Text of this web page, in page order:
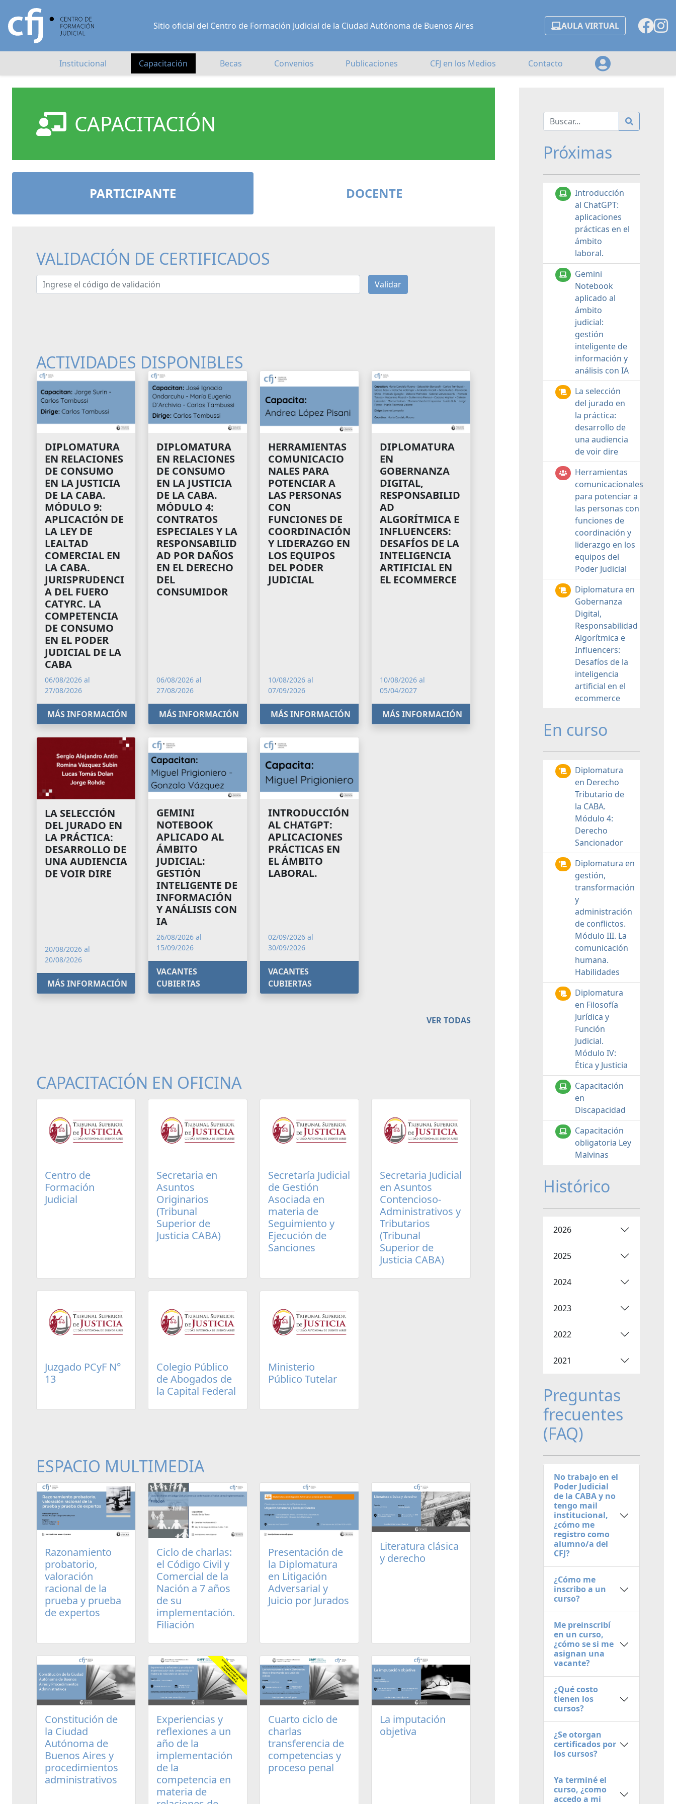
Sitio oficial del Centro de Formación Judicial de la Ciudad Autónoma de Buenos Aires AULA VIRTUAL
Institucional Capacitación Becas Convenios Publicaciones CFJ en los Medios Contacto
CAPACITACIÓN
PARTICIPANTE DOCENTE
VALIDACIÓN DE CERTIFICADOS
Ingrese el código de validación Validar
ACTIVIDADES DISPONIBLES
DIPLOMATURA
EN RELACIONES
DE CONSUMO
EN LA JUSTICIA
DE LA CABA.
MÓDULO 9:
APLICACIÓN DE
LA LEY DE
LEALTAD
COMERCIAL EN
LA CABA.
JURISPRUDENCI
A DEL FUERO
CATYRC. LA
COMPETENCIA
DE CONSUMO
EN EL PODER
JUDICIAL DE LA
CABA
06/08/2026 al
27/08/2026
MÁS INFORMACIÓN
DIPLOMATURA
EN RELACIONES
DE CONSUMO
EN LA JUSTICIA
DE LA CABA.
MÓDULO 4:
CONTRATOS
ESPECIALES Y LA
RESPONSABILID
AD POR DAÑOS
EN EL DERECHO
DEL
CONSUMIDOR
06/08/2026 al
27/08/2026
MÁS INFORMACIÓN
HERRAMIENTAS
COMUNICACIO
NALES PARA
POTENCIAR A
LAS PERSONAS
CON
FUNCIONES DE
COORDINACIÓN
Y LIDERAZGO EN
LOS EQUIPOS
DEL PODER
JUDICIAL
10/08/2026 al
07/09/2026
MÁS INFORMACIÓN
DIPLOMATURA
EN
GOBERNANZA
DIGITAL,
RESPONSABILID
AD
ALGORÍTMICA E
INFLUENCERS:
DESAFÍOS DE LA
INTELIGENCIA
ARTIFICIAL EN
EL ECOMMERCE
10/08/2026 al
05/04/2027
MÁS INFORMACIÓN
LA SELECCIÓN
DEL JURADO EN
LA PRÁCTICA:
DESARROLLO DE
UNA AUDIENCIA
DE VOIR DIRE
20/08/2026 al
20/08/2026
MÁS INFORMACIÓN
GEMINI
NOTEBOOK
APLICADO AL
ÁMBITO
JUDICIAL:
GESTIÓN
INTELIGENTE DE
INFORMACIÓN
Y ANÁLISIS CON
IA
26/08/2026 al
15/09/2026
VACANTES
CUBIERTAS
INTRODUCCIÓN
AL CHATGPT:
APLICACIONES
PRÁCTICAS EN
EL ÁMBITO
LABORAL.
02/09/2026 al
30/09/2026
VACANTES
CUBIERTAS
VER TODAS
CAPACITACIÓN EN OFICINA
Centro de
Formación
Judicial
Secretaria en
Asuntos
Originarios
(Tribunal
Superior de
Justicia CABA)
Secretaría Judicial
de Gestión
Asociada en
materia de
Seguimiento y
Ejecución de
Sanciones
Secretaria Judicial
en Asuntos
Contencioso-
Administrativos y
Tributarios
(Tribunal
Superior de
Justicia CABA)
Juzgado PCyF N°
13
Colegio Público
de Abogados de
la Capital Federal
Ministerio
Público Tutelar
ESPACIO MULTIMEDIA
Razonamiento
probatorio,
valoración
racional de la
prueba y prueba
de expertos
Ciclo de charlas:
el Código Civil y
Comercial de la
Nación a 7 años
de su
implementación.
Filiación
Presentación de
la Diplomatura
en Litigación
Adversarial y
Juicio por Jurados
Literatura clásica
y derecho
Constitución de
la Ciudad
Autónoma de
Buenos Aires y
procedimientos
administrativos
Experiencias y
reflexiones a un
año de la
implementación
de la
competencia en
materia de
Cuarto ciclo de
charlas
transferencia de
competencias y
proceso penal
La imputación
objetiva
Próximas
Introducción
al ChatGPT:
aplicaciones
prácticas en el
ámbito
laboral.
Gemini
Notebook
aplicado al
ámbito
judicial:
gestión
inteligente de
información y
análisis con IA
La selección
del jurado en
la práctica:
desarrollo de
una audiencia
de voir dire
Herramientas
comunicacionales
para potenciar a
las personas con
funciones de
coordinación y
liderazgo en los
equipos del
Poder Judicial
Diplomatura en
Gobernanza
Digital,
Responsabilidad
Algorítmica e
Influencers:
Desafíos de la
inteligencia
artificial en el
ecommerce
En curso
Diplomatura
en Derecho
Tributario de
la CABA.
Módulo 4:
Derecho
Sancionador
Diplomatura en
gestión,
transformación
y
administración
de conflictos.
Módulo III. La
comunicación
humana.
Habilidades
Diplomatura
en Filosofía
Jurídica y
Función
Judicial.
Módulo IV:
Ética y Justicia
Capacitación
en
Discapacidad
Capacitación
obligatoria Ley
Malvinas
Histórico
2026
2025
2024
2023
2022
2021
Preguntas
frecuentes
(FAQ)
No trabajo en el
Poder Judicial
de la CABA y no
tengo mail
institucional,
¿cómo me
registro como
alumno/a del
CFJ?
¿Cómo me
inscribo a un
curso?
Me preinscribí
en un curso,
¿cómo se si me
asignan una
vacante?
¿Qué costo
tienen los
cursos?
¿Se otorgan
certificados por
los cursos?
Ya terminé el
curso, ¿como
accedo a mi